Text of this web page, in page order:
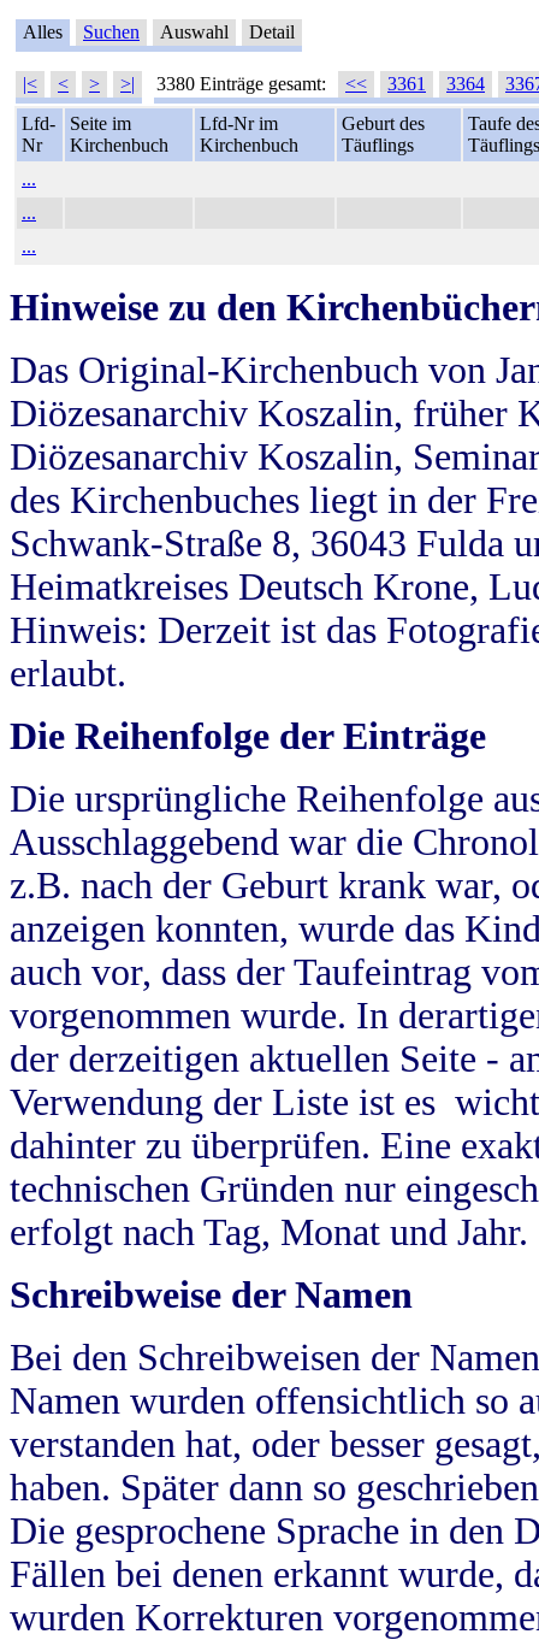
Alles Suchen Auswahl Detail
|< < > >| 3380 Einträge gesamt: << 3361 3364
Lfd-
Nr
Seite im
Kirchenbuch
Lfd-Nr im
Kirchenbuch
Geburt des
Täuflings
Taufe
Täuflings
...
...
...
Hinweise zu den
Das Original-Kirchenbuch von
Diözesanarchiv Koszalin, früher
Diözesanarchiv Koszalin,
des Kirchenbuches liegt in der
Schwank-Straße 8, 36043 Fulda
Heimatkreises Deutsch Krone,
Hinweis: Derzeit ist das
erlaubt.
Die Reihenfolge der Einträge
Die ursprüngliche Reihenfolge
Ausschlaggebend war die
z.B. nach der Geburt krank war,
anzeigen konnten, wurde das
auch vor, dass der Taufeintrag
vorgenommen wurde. In
der derzeitigen aktuellen Seite -
Verwendung der Liste ist es
dahinter zu überprüfen. Eine
technischen Gründen nur
erfolgt nach Tag, Monat und Jahr.
Schreibweise der Namen
Bei den Schreibweisen der
Namen wurden offensichtlich so
verstanden hat, oder besser
haben. Später dann so
Die gesprochene Sprache in
Fällen bei denen erkannt wurde,
wurden Korrekturen